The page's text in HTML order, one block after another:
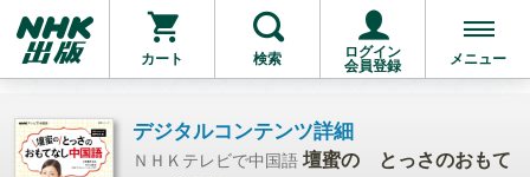
カート 検索
ログイン
会員登録
メニュー
デジタルコンテンツ詳細
ＮＨＫテレビで中国語 壇蜜の とっさのおもて